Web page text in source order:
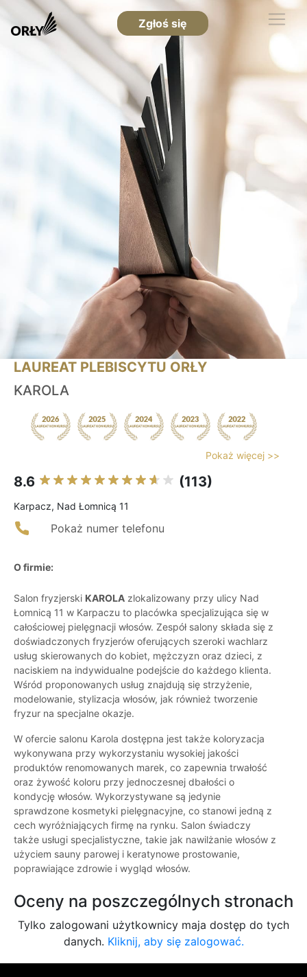
Zgłoś się
LAUREAT PLEBISCYTU ORŁY
KAROLA
Pokaż więcej >>
8.6 (113)
Karpacz, Nad Łomnicą 11
Pokaż numer telefonu
O firmie:
Salon fryzjerski KAROLA zlokalizowany przy ulicy Nad
Łomnicą 11 w Karpaczu to placówka specjalizująca się w
całościowej pielęgnacji włosów. Zespół salony składa się z
doświadczonych fryzjerów oferujących szeroki wachlarz
usług skierowanych do kobiet, mężczyzn oraz dzieci, z
naciskiem na indywidualne podejście do każdego klienta.
Wśród proponowanych usług znajdują się strzyżenie,
modelowanie, stylizacja włosów, jak również tworzenie
fryzur na specjalne okazje.
W ofercie salonu Karola dostępna jest także koloryzacja
wykonywana przy wykorzystaniu wysokiej jakości
produktów renomowanych marek, co zapewnia trwałość
oraz żywość koloru przy jednoczesnej dbałości o
kondycję włosów. Wykorzystywane są jedynie
sprawdzone kosmetyki pielęgnacyjne, co stanowi jedną z
cech wyróżniających firmę na rynku. Salon świadczy
także usługi specjalistyczne, takie jak nawilżanie włosów z
użyciem sauny parowej i keratynowe prostowanie,
poprawiające zdrowie i wygląd włosów.
Oceny na poszczególnych stronach
Tylko zalogowani użytkownicy maja dostęp do tych
danych. Kliknij, aby się zalogować.